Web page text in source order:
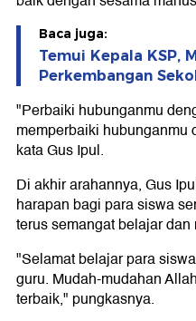
Baca juga:
Temui Kepala KSP,
Perkembangan
"Perbaiki hubunganmu
memperbaiki hubunganmu
kata Gus Ipul.
Di akhir arahannya, Gus
harapan bagi para siswa
terus semangat belajar dan
"Selamat belajar para
guru. Mudah-mudahan
terbaik," pungkasnya.